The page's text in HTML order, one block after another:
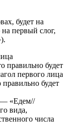
будет на
первый слог,
правильно будет
первого лица
правильно будет
— «Едем//
вида,
числа